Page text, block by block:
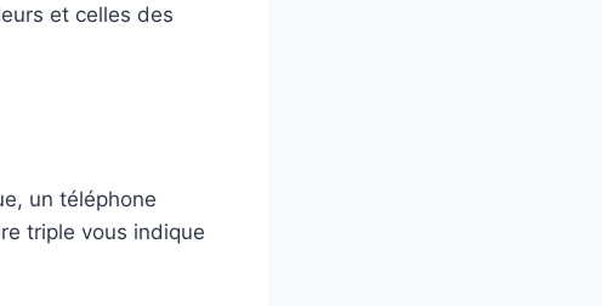
et celles des
un téléphone
triple vous indique